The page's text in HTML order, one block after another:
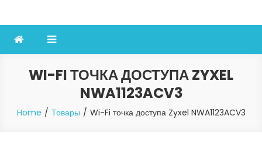
WI-FI ТОЧКА ДОСТУПА ZYXEL
NWA1123ACV3
Home Товары Wi-Fi точка доступа Zyxel NWA1123ACV3